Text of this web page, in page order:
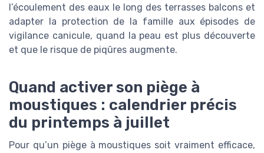
l’écoulement des eaux le long des terrasses balcons et
adapter la protection de la famille aux épisodes de
vigilance canicule, quand la peau est plus découverte
et que le risque de piqûres augmente.
Quand activer son piège à
moustiques : calendrier précis
du printemps à juillet
Pour qu’un piège à moustiques soit vraiment efficace,